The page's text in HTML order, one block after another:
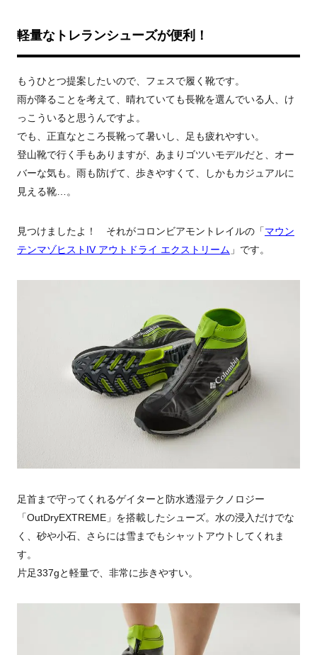
軽量なトレランシューズが便利！
もうひとつ提案したいので、フェスで履く靴です。
雨が降ることを考えて、晴れていても長靴を選んでいる人、け
っこういると思うんですよ。
でも、正直なところ長靴って暑いし、足も疲れやすい。
登山靴で行く手もありますが、あまりゴツいモデルだと、オー
バーな気も。雨も防げて、歩きやすくて、しかもカジュアルに
見える靴…。
見つけましたよ！ それがコロンビアモントレイルの「マウン
テンマゾヒストIV アウトドライ エクストリーム 」です。
足首まで守ってくれるゲイターと防水透湿テクノロジー
「OutDryEXTREME」を搭載したシューズ。水の浸入だけでな
く、砂や小石、さらには雪までもシャットアウトしてくれま
す。
片足337gと軽量で、非常に歩きやすい。